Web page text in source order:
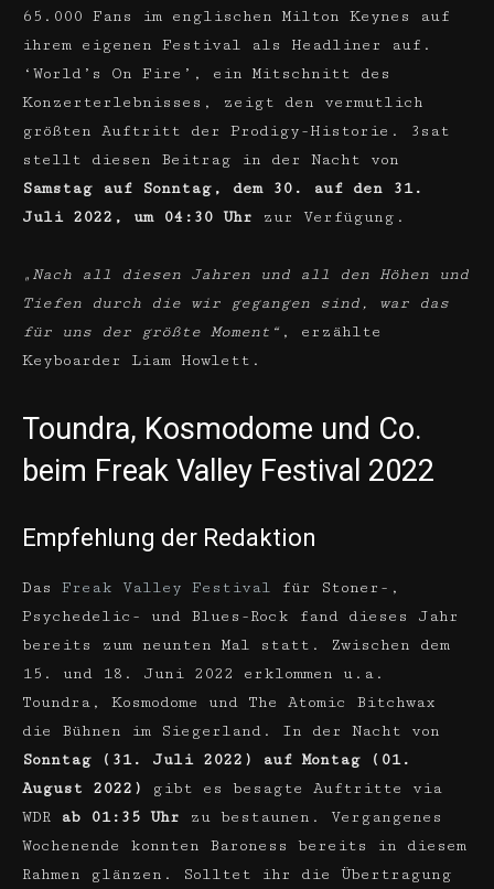
65.000 Fans im englischen Milton Keynes auf
ihrem eigenen Festival als Headliner auf.
‘World’s On Fire’, ein Mitschnitt des
Konzerterlebnisses, zeigt den vermutlich
größten Auftritt der Prodigy-Historie. 3sat
stellt diesen Beitrag in der Nacht von
Samstag auf Sonntag, dem 30. auf den 31.
Juli 2022, um 04:30 Uhr zur Verfügung.
„Nach all diesen Jahren und all den Höhen und
Tiefen durch die wir gegangen sind, war das
für uns der größte Moment“ , erzählte
Keyboarder Liam Howlett.
Toundra, Kosmodome und Co.
beim Freak Valley Festival 2022
Empfehlung der Redaktion
Das Freak Valley Festival für Stoner-,
Psychedelic- und Blues-Rock fand dieses Jahr
bereits zum neunten Mal statt. Zwischen dem
15. und 18. Juni 2022 erklommen u.a.
Toundra, Kosmodome und The Atomic Bitchwax
die Bühnen im Siegerland. In der Nacht von
Sonntag (31. Juli 2022) auf Montag (01.
August 2022)
gibt es besagte Auftritte via
WDR
ab 01:35 Uhr zu bestaunen. Vergangenes
Wochenende konnten Baroness bereits in diesem
Rahmen glänzen. Solltet ihr die Übertragung